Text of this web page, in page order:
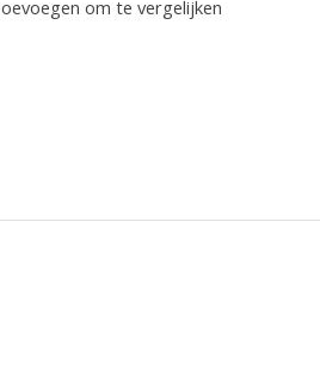
om te vergelijken